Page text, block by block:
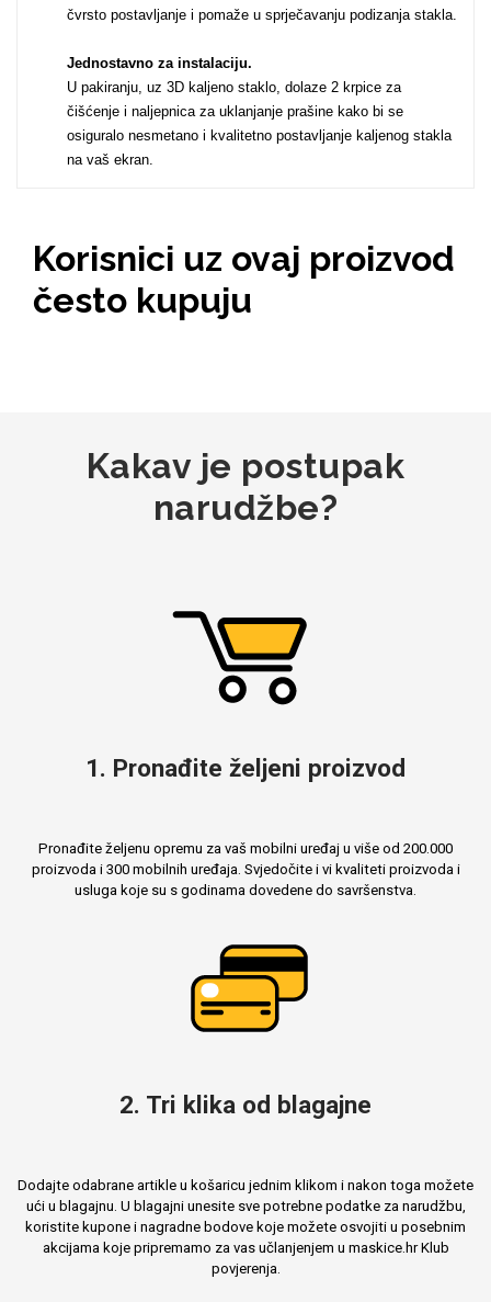
čvrsto postavljanje i pomaže u sprječavanju podizanja stakla.
Jednostavno za instalaciju.
U pakiranju, uz 3D kaljeno staklo, dolaze 2 krpice za
čišćenje i naljepnica za uklanjanje prašine kako bi se
osiguralo nesmetano i kvalitetno postavljanje kaljenog stakla
na vaš ekran.
Korisnici uz ovaj proizvod
često kupuju
Kakav je postupak
narudžbe?
1. Pronađite željeni proizvod
Pronađite željenu opremu za vaš mobilni uređaj u više od 200.000
proizvoda i 300 mobilnih uređaja. Svjedočite i vi kvaliteti proizvoda i
usluga koje su s godinama dovedene do savršenstva.
2. Tri klika od blagajne
Dodajte odabrane artikle u košaricu jednim klikom i nakon toga možete
ući u blagajnu. U blagajni unesite sve potrebne podatke za narudžbu,
koristite kupone i nagradne bodove koje možete osvojiti u posebnim
akcijama koje pripremamo za vas učlanjenjem u maskice.hr Klub
povjerenja.
Mix